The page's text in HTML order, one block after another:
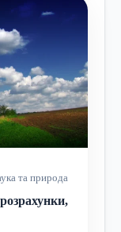
та природа